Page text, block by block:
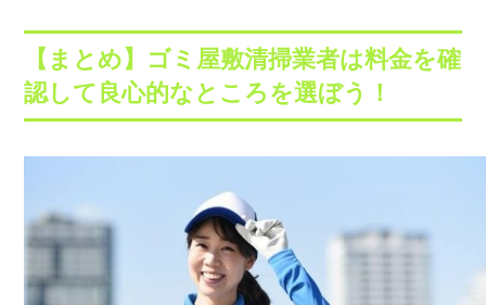
【まとめ】ゴミ屋敷清掃業者は料金を確
認して良心的なところを選ぼう！